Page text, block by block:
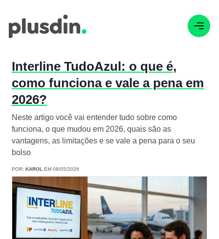
Interline TudoAzul: o que é,
como funciona e vale a pena em
2026?
Neste artigo você vai entender tudo sobre como
funciona, o que mudou em 2026, quais são as
vantagens, as limitações e se vale a pena para o seu
bolso
POR: KAROL EM 08/05/2026